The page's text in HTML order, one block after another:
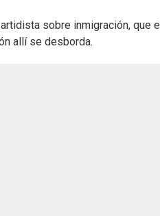
sobre inmigración, que el
allí se desborda.